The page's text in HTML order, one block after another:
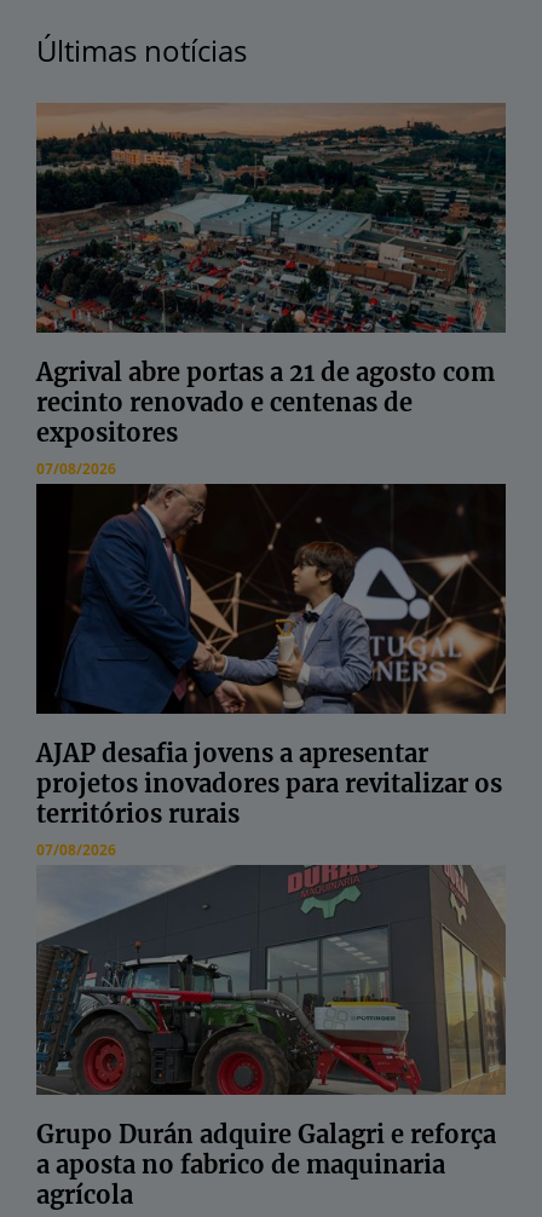
Últimas notícias
Agrival abre portas a 21 de agosto com
recinto renovado e centenas de
expositores
07/08/2026
AJAP desafia jovens a apresentar
projetos inovadores para revitalizar os
territórios rurais
07/08/2026
Grupo Durán adquire Galagri e reforça
a aposta no fabrico de maquinaria
agrícola